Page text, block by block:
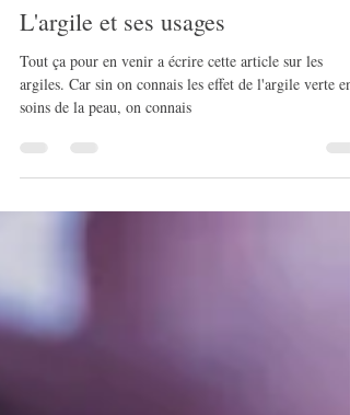
aubertinestelle33
20 janv. 2025
7 min de lecture
L'argile et ses usages
Tout ça pour en venir a écrire cette article sur les
soins de la peau, on connais